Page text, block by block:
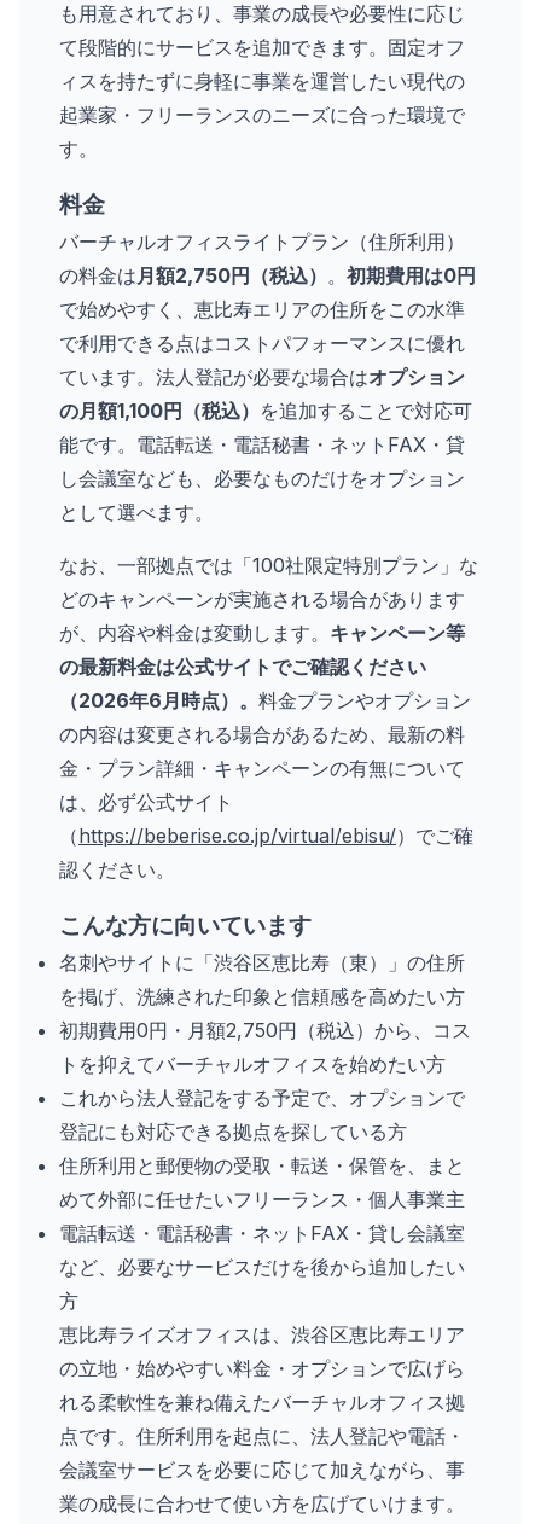
も用意されており、事業の成長や必要性に応じ
て段階的にサービスを追加できます。固定オフ
ィスを持たずに身軽に事業を運営したい現代の
起業家・フリーランスのニーズに合った環境で
す。
料金
バーチャルオフィスライトプラン（住所利用）
の料金は月額2,750円（税込） 。 初期費用は0円
で始めやすく、恵比寿エリアの住所をこの水準
で利用できる点はコストパフォーマンスに優れ
ています。法人登記が必要な場合はオプション
の月額1,100円（税込） を追加することで対応可
能です。電話転送・電話秘書・ネットFAX・貸
し会議室なども、必要なものだけをオプション
として選べます。
なお、一部拠点では「100社限定特別プラン」な
どのキャンペーンが実施される場合があります
が、内容や料金は変動します。 キャンペーン等
の最新料金は公式サイトでご確認ください
（2026年6月時点）。 料金プランやオプション
の内容は変更される場合があるため、最新の料
金・プラン詳細・キャンペーンの有無について
は、必ず公式サイト
（https://beberise.co.jp/virtual/ebisu/）でご確
認ください。
こんな方に向いています
名刺やサイトに「渋谷区恵比寿（東）」の住所
を掲げ、洗練された印象と信頼感を高めたい方
初期費用0円・月額2,750円（税込）から、コス
トを抑えてバーチャルオフィスを始めたい方
これから法人登記をする予定で、オプションで
登記にも対応できる拠点を探している方
住所利用と郵便物の受取・転送・保管を、まと
めて外部に任せたいフリーランス・個人事業主
電話転送・電話秘書・ネットFAX・貸し会議室
など、必要なサービスだけを後から追加したい
方
恵比寿ライズオフィスは、渋谷区恵比寿エリア
の立地・始めやすい料金・オプションで広げら
れる柔軟性を兼ね備えたバーチャルオフィス拠
点です。住所利用を起点に、法人登記や電話・
会議室サービスを必要に応じて加えながら、事
業の成長に合わせて使い方を広げていけます。